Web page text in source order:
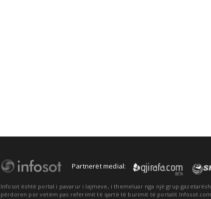
Partnerët medial:
Infosot është portal i pavarur i lajmeve, i themeluar nga një grup
përdoren por vetëm pas referimit të qartë të burimit të portalit